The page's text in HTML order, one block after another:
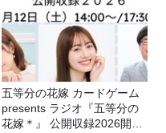
五等分の花嫁 カードゲーム
presents ラジオ『五等分の
花嫁＊』 公開収録2026開催